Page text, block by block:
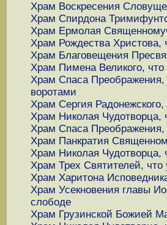
Храм Воскресения
Храм Спирдона
Храм Ермолая
Храм Рождества Христова,
Храм Благовещения
Храм Пимена Великого,
Храм Спаса Преображения,
воротами
Храм Сергия
Храм Николая Чудотворца,
Храм Спаса Преображения,
Храм Панкратия
Храм Николая Чудотворца,
Храм Трех Святителей, что
Храм Харитона
Храм Усекновения главы
слободе
Храм Грузинской Божией